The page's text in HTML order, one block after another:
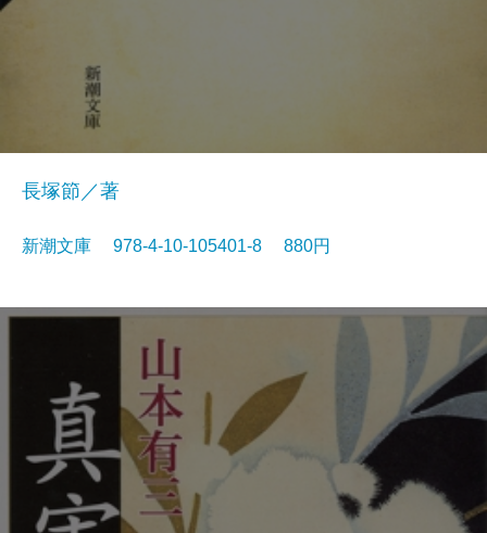
長塚節／著
新潮文庫 978-4-10-105401-8 880円